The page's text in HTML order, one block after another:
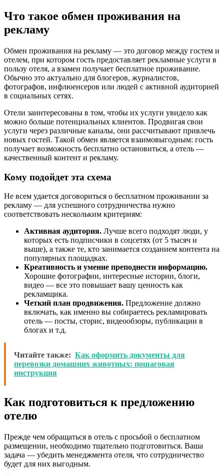
Что такое обмен проживания на
рекламу
Обмен проживания на рекламу — это договор между гостем и
отелем, при котором гость предоставляет рекламные услуги в
пользу отеля, а взамен получает бесплатное проживание.
Обычно это актуально для блогеров, журналистов,
фотографов, инфлюенсеров или людей с активной аудиторией
в социальных сетях.
Отели заинтересованы в том, чтобы их услуги увидело как
можно больше потенциальных клиентов. Продвигая свои
услуги через различные каналы, они рассчитывают привлечь
новых гостей. Такой обмен является взаимовыгодным: гость
получает возможность бесплатно остановиться, а отель —
качественный контент и рекламу.
Кому подойдет эта схема
Не всем удается договориться о бесплатном проживании за
рекламу — для успешного сотрудничества нужно
соответствовать нескольким критериям:
Активная аудитория. Лучше всего подходят люди, у
которых есть подписчики в соцсетях (от 5 тысяч и
выше), а также те, кто занимается созданием контента на
популярных площадках.
Креативность и умение преподнести информацию.
Хорошие фотографии, интересные истории, блоги,
видео — все это повышает вашу ценность как
рекламщика.
Четкий план продвижения. Предложение должно
включать, как именно вы собираетесь рекламировать
отель — посты, сторис, видеообзоры, публикации в
блогах и т.д.
Читайте также: Как оформить документы для
перевозки домашних животных: пошаговая
инструкция
Как подготовиться к предложению
отелю
Прежде чем обращаться в отель с просьбой о бесплатном
размещении, необходимо тщательно подготовиться. Ваша
задача — убедить менеджмента отеля, что сотрудничество
будет для них выгодным.